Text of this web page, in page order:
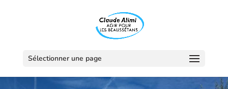
Sélectionner une page